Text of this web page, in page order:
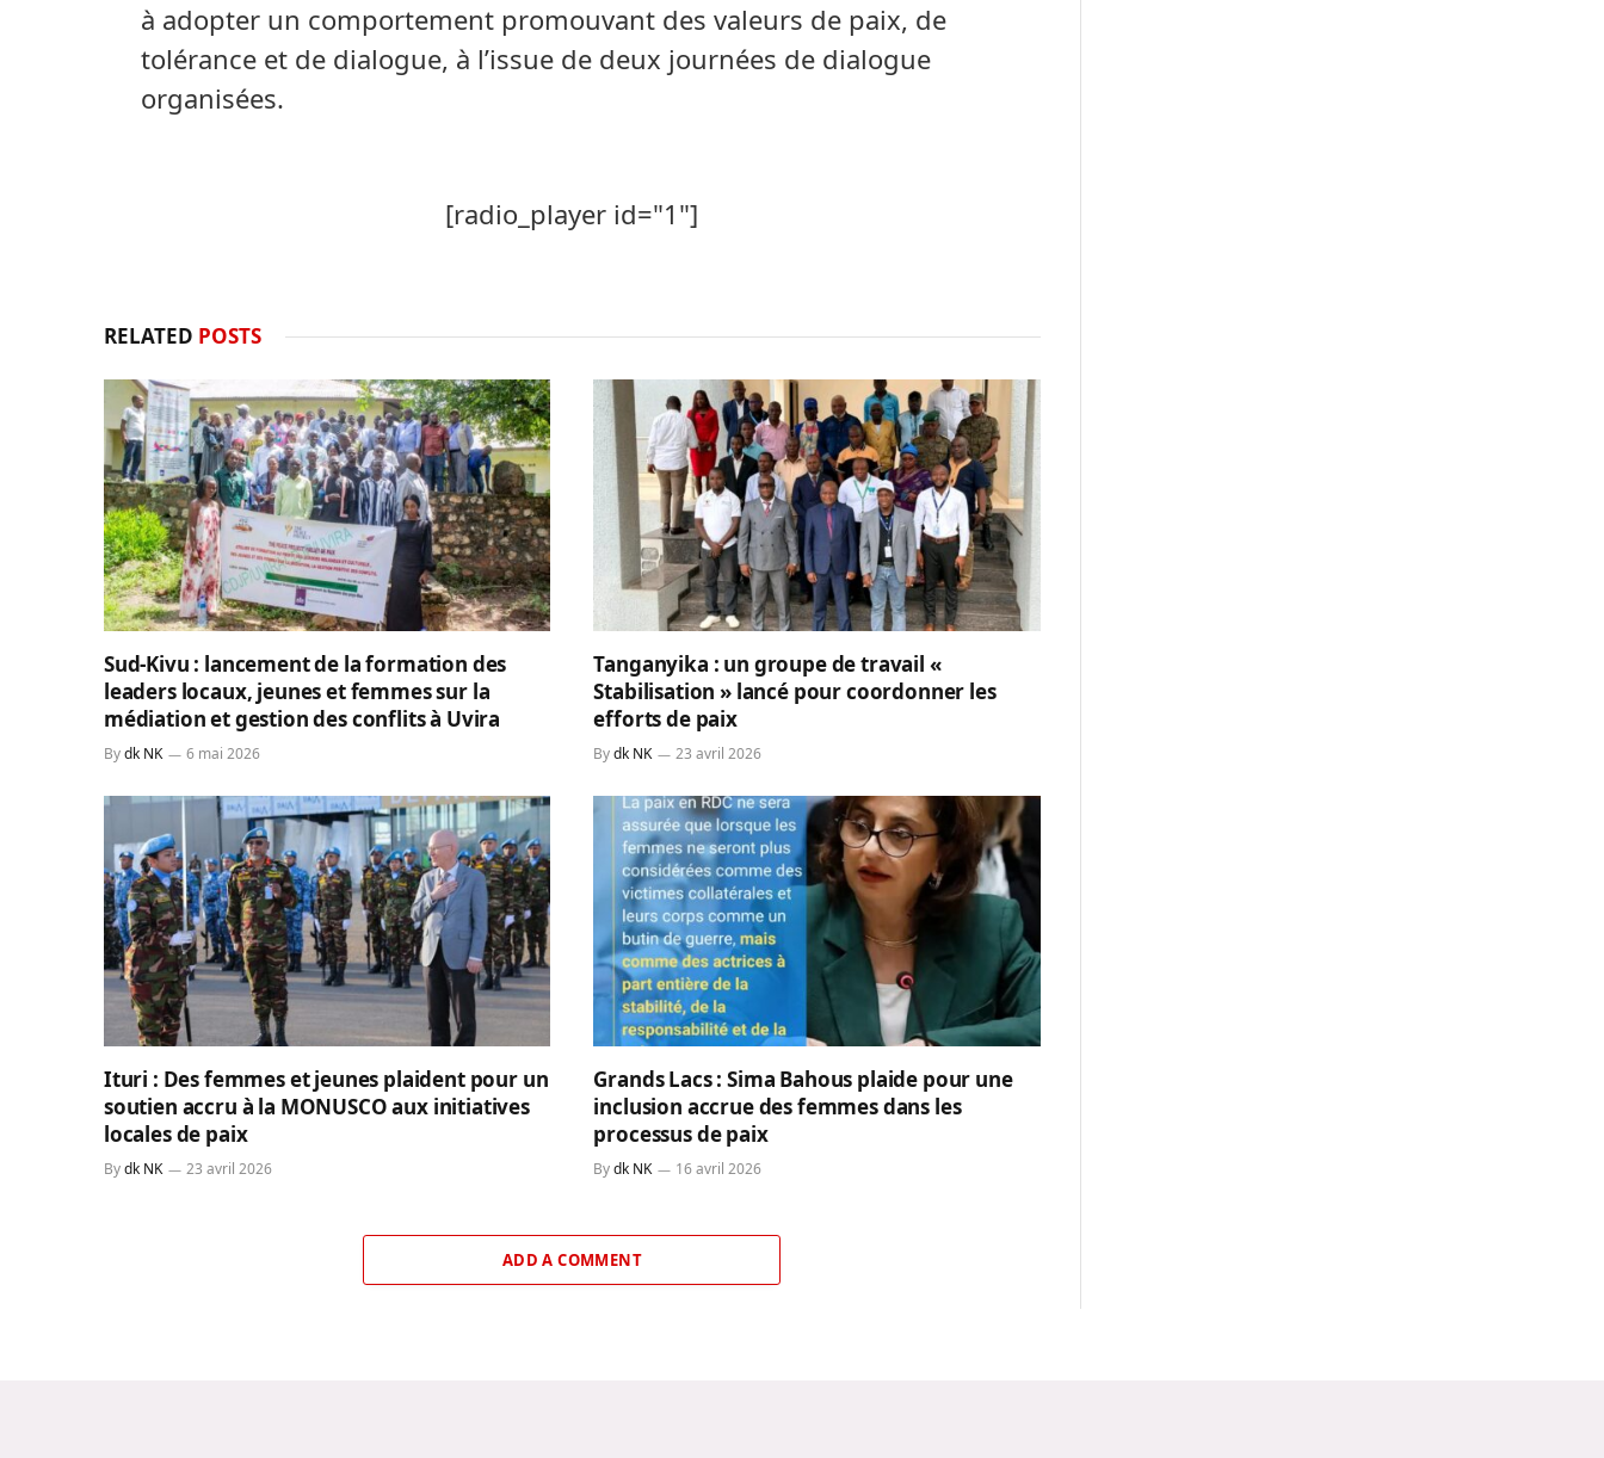
à adopter un comportement promouvant des valeurs de paix, de
tolérance et de dialogue, à l’issue de deux journées de dialogue
organisées.
[radio_player id="1"]
RELATED POSTS
Sud-Kivu : lancement de la formation des
leaders locaux, jeunes et femmes sur la
médiation et gestion des conflits à Uvira
Bydk NK 6 mai 2026
Tanganyika : un groupe de travail «
Stabilisation » lancé pour coordonner les
efforts de paix
By dk NK 23 avril 2026
Ituri : Des femmes et jeunes plaident pour un
soutien accru à la MONUSCO aux initiatives
locales de paix
Bydk NK 23 avril 2026
Grands Lacs : Sima Bahous plaide pour une
inclusion accrue des femmes dans les
processus de paix
By dk NK 16 avril 2026
ADD A COMMENT